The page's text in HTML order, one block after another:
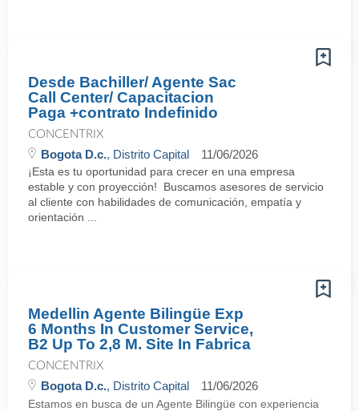
Desde Bachiller/ Agente Sac
Call Center/ Capacitacion
Paga +contrato Indefinido
CONCENTRIX
Bogota D.c., Distrito Capital 11/06/2026
¡Esta es tu oportunidad para crecer en una empresa
estable y con proyección! Buscamos asesores de servicio
al cliente con habilidades de comunicación, empatía y
orientación ...
Medellin Agente Bilingüe Exp
6 Months In Customer Service,
B2 Up To 2,8 M. Site In Fabrica
CONCENTRIX
Bogota D.c., Distrito Capital 11/06/2026
Estamos en busca de un Agente Bilingüe con experiencia